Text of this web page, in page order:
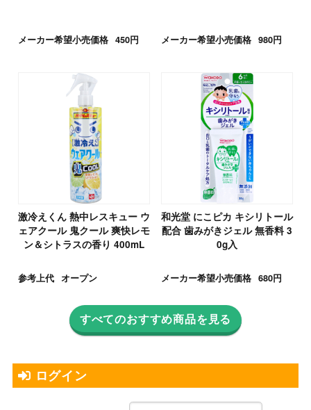
メーカー希望小売価格 450円 メーカー希望小売価格 980円
激冷えくん 熱中レスキュー ウ
ェアクール 鬼クール 爽快レモ
ン＆シトラスの香り 400mL
参考上代 オープン
和光堂 にこピカ キシリトール
配合 歯みがきジェル 無香料 3
0g入
メーカー希望小売価格 680円
すべてのおすすめ商品を見る
ログイン